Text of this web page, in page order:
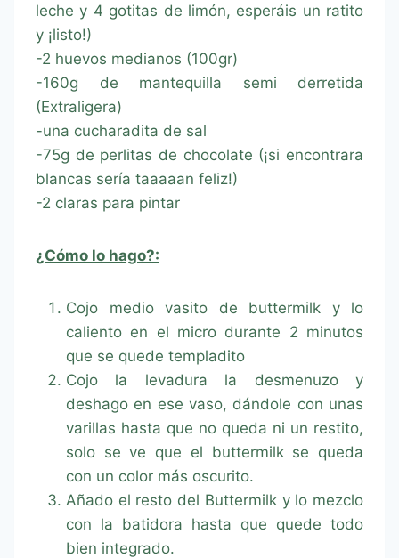
leche y 4 gotitas de limón, esperáis un ratito
y ¡listo!)
-2 huevos medianos (100gr)
-160g de mantequilla semi derretida
(Extraligera)
-una cucharadita de sal
-75g de perlitas de chocolate (¡si encontrara
blancas sería taaaaan feliz!)
-2 claras para pintar
¿Cómo lo hago?:
Cojo medio vasito de buttermilk y lo
caliento en el micro durante 2 minutos
que se quede templadito
Cojo la levadura la desmenuzo y
deshago en ese vaso, dándole con unas
varillas hasta que no queda ni un restito,
solo se ve que el buttermilk se queda
con un color más oscurito.
Añado el resto del Buttermilk y lo mezclo
con la batidora hasta que quede todo
bien integrado.